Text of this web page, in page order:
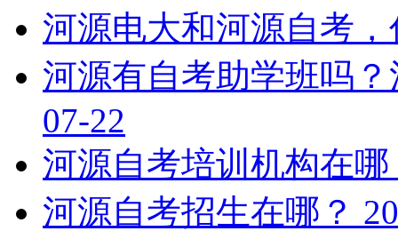
河源电大和河源自考
河源有自考助学班吗
07-22
河源自考培训机构在哪
河源自考招生在哪？